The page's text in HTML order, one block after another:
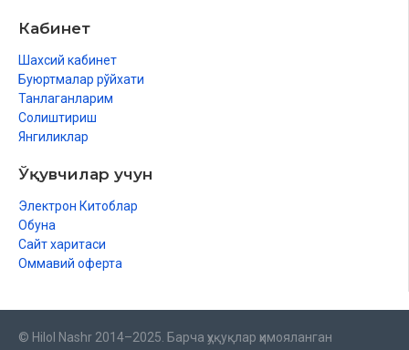
Кабинет
Шахсий кабинет
Буюртмалар рўйхати
Танлаганларим
Солиштириш
Янгиликлар
Ўқувчилар учун
Электрон Китоблар
Обуна
Сайт харитаси
Оммавий оферта
© Hilol Nashr 2014–2025. Барча ҳуқуқлар ҳимояланган